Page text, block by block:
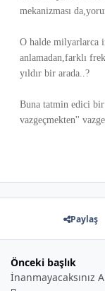
mekanizması
O halde milyarlarca
anlamadan,farklı
yıldır bir arada..?
Buna tatmin edici
vazgeçmekten''
Paylaş
Önceki başlık